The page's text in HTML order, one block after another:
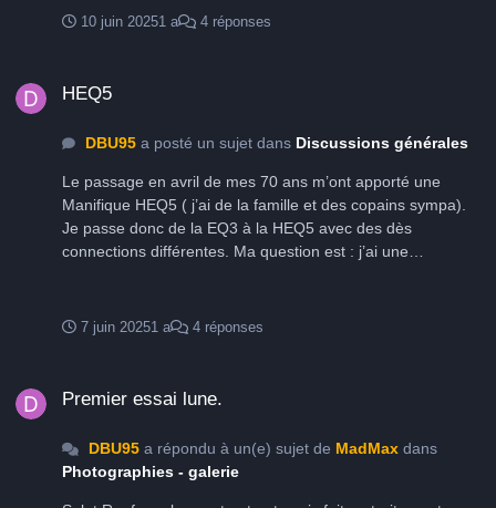
n’ai pas encore pu tester l’autoguydage par ce port USB
10 juin 20251 a 4 réponses
HEQ5
DBU95a posté un sujet dans Discussions générales
Le passage en avril de mes 70 ans m’ont apporté une
Manifique HEQ5 ( j’ai de la famille et des copains sympa).
Je passe donc de la EQ3 à la HEQ5 avec des dès
connections différentes. Ma question est : j’ai une
le déplacment de la monture se fait, comme sur la EQ3, via
7 juin 20251 a 4 réponses
Premier essai lune.
DBU95a répondu à un(e) sujet de MadMaxdans
Photographies - galerie